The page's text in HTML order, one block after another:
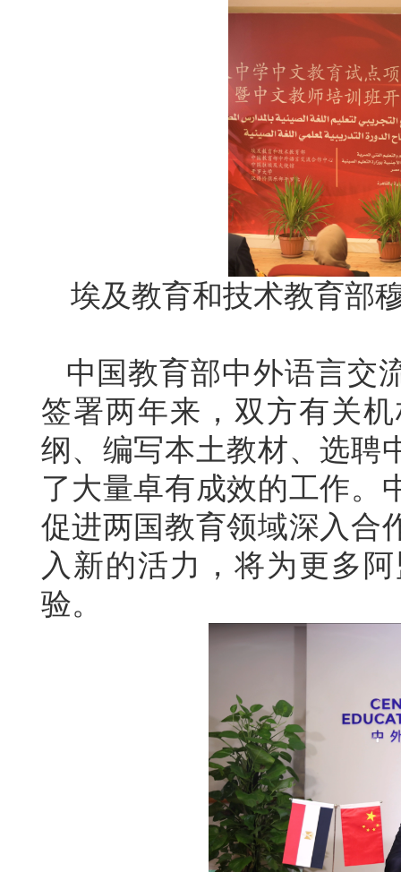
埃及教育和技术教育部
中国教育部中外语言交
签署两年来，双方有关
纲、编写本土教材、选聘
了大量卓有成效的工作。
促进两国教育领域深入合
入新的活力，将为更多
验。